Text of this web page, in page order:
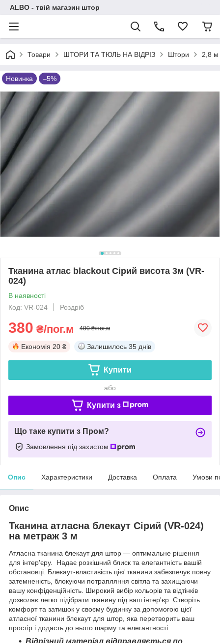
ALBO - твій магазин штор
Товари ШТОРИ ТА ТЮЛЬ НА ВІДРІЗ Штори 2,8 м
Новинка –5%
Тканина атлас blackout Сірий висота 3м (VR-
024)
В наявності
Код: VR-024
Роздріб
380 ₴/пог.м 400 ₴/пог.м
Економія 20 ₴ Залишилось 35 днів
Купити
або
Купити з
Що таке купити з Пром?
Замовлення під захистом
Опис Характеристики Доставка Оплата Умови
Опис
Тканина атласна блекаут Сірий (VR-024)
на метраж 3 м
Атласна тканина блекаут для штор — оптимальне рішення
для інтер'єру. Надає розкішний блиск та елегантність вашій
обстановці. Блекаут-властивість цієї тканини забезпечує повну
затемненість, блокуючи потрапляння світла та захищаючи
вашу конфіденційність. Широкий вибір кольорів та відтінків
дозволяє легко підібрати тканину під ваш інтер'єр. Створіть
комфорт та затишок у своєму будинку за допомогою цієї
атласної тканини блекаут для штор, яка перетворить ваш
простір і додасть до нього шарму та елегантності.